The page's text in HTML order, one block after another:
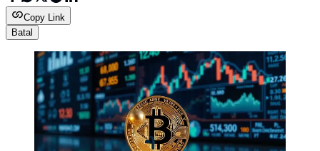
Copy Link
Batal